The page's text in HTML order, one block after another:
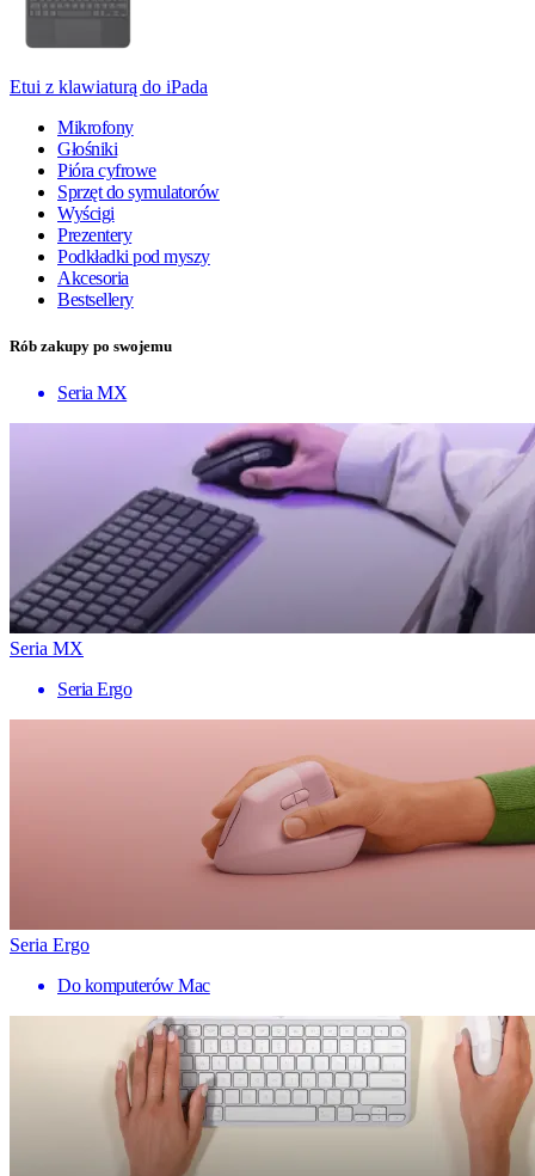
Etui z klawiaturą do iPada
Mikrofony
Głośniki
Pióra cyfrowe
Sprzęt do symulatorów
Wyścigi
Prezentery
Podkładki pod myszy
Akcesoria
Bestsellery
Rób zakupy po swojemu
Seria MX
Seria MX
Seria Ergo
Seria Ergo
Do komputerów Mac